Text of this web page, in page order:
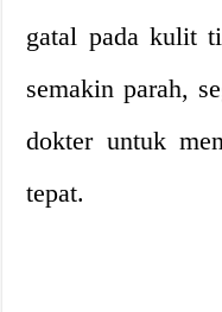
gatal pada kulit
semakin parah,
dokter untuk
tepat.